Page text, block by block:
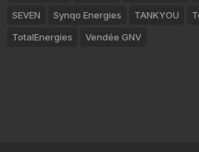
SEVEN
Synqo Energies TANKYOU
TotalEnergies
Vendée GNV